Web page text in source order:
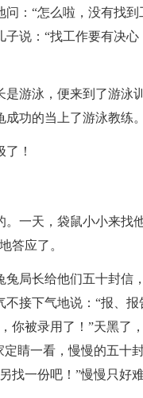
“怎么啦，没有找到
说：“找工作要有决
游泳，便来到了游泳
功的当上了游泳教练。
！
天，袋鼠小小来找
答应了。
局长给他们五十封信
接下气地说：“报、
你被录用了！”天黑了
睛一看，慢慢的五十
找一份吧！”慢慢只好